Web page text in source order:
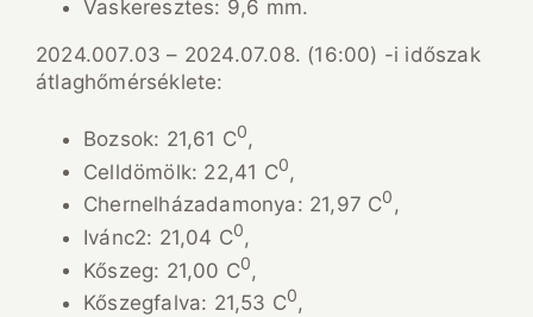
Vaskeresztes: 9,6 mm.
2024.007.03 – 2024.07.08. (16:00) -i időszak
átlaghőmérséklete:
Bozsok: 21,61 C0,
Celldömölk: 22,41 C0,
Chernelházadamonya: 21,97 C0,
Ivánc2: 21,04 C0,
Kőszeg: 21,00 C0,
Kőszegfalva: 21,53 C0,